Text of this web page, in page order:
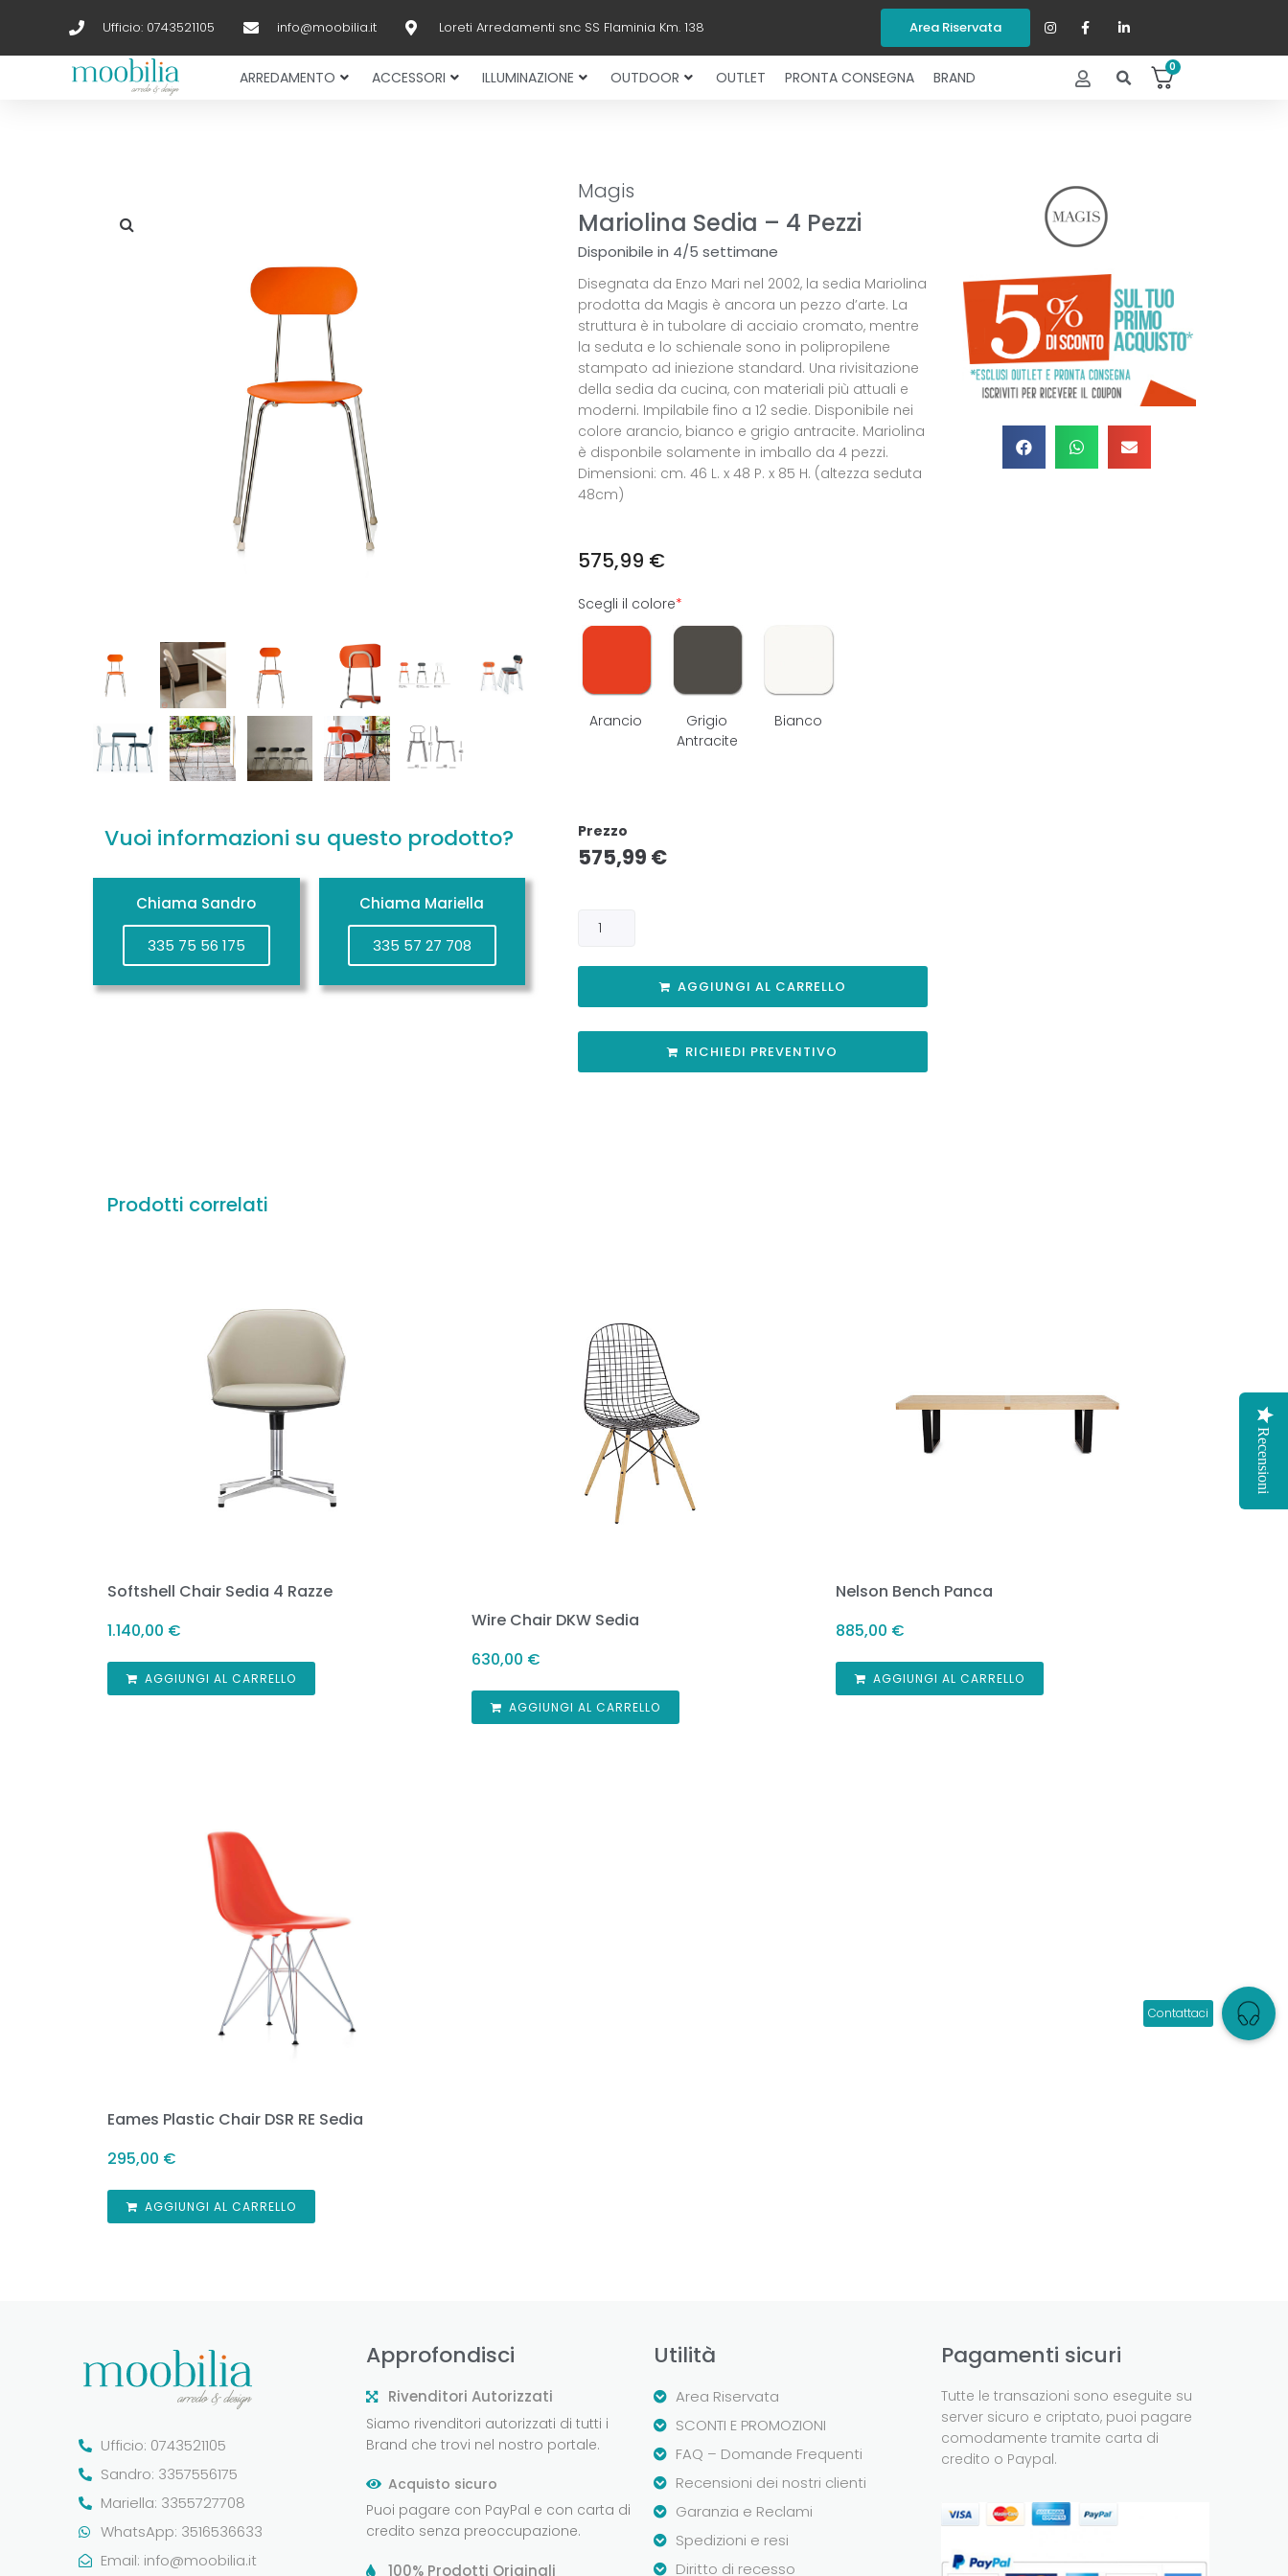
Ufficio: 0743521105 info@moobilia.it Loreti Arredamenti snc SS Flaminia Km. 138 Area Riservata
ARREDAMENTO ACCESSORI ILLUMINAZIONE OUTDOOR OUTLET PRONTA CONSEGNA BRAND
0
Vuoi informazioni su questo prodotto?
Chiama Sandro
335 75 56 175
Chiama Mariella
335 57 27 708
Magis
Mariolina Sedia – 4 Pezzi
Disponibile in 4/5 settimane
Disegnata da Enzo Mari nel 2002, la sedia Mariolina
prodotta da Magis è ancora un pezzo d’arte. La
struttura è in tubolare di acciaio cromato, mentre
la seduta e lo schienale sono in polipropilene
stampato ad iniezione standard. Una rivisitazione
della sedia da cucina, con materiali più attuali e
moderni. Impilabile fino a 12 sedie. Disponibile nei
colore arancio, bianco e grigio antracite. Mariolina
è disponbile solamente in imballo da 4 pezzi.
Dimensioni: cm. 46 L. x 48 P. x 85 H. (altezza seduta
48cm)
575,99 €
Scegli il colore*
Arancio
Grigio
Antracite
Bianco
Prezzo
575,99 €
AGGIUNGI AL CARRELLO
RICHIEDI PREVENTIVO
Prodotti correlati
Softshell Chair Sedia 4 Razze
1.140,00 €
AGGIUNGI AL CARRELLO
Wire Chair DKW Sedia
630,00 €
AGGIUNGI AL CARRELLO
Nelson Bench Panca
885,00 €
AGGIUNGI AL CARRELLO
Eames Plastic Chair DSR RE Sedia
295,00 €
AGGIUNGI AL CARRELLO
Ufficio: 0743521105
Sandro: 3357556175
Mariella: 3355727708
WhatsApp: 3516536633
Email: info@moobilia.it
Approfondisci
Rivenditori Autorizzati
Siamo rivenditori autorizzati di tutti i
Brand che trovi nel nostro portale.
Acquisto sicuro
Puoi pagare con PayPal e con carta di
credito senza preoccupazione.
100% Prodotti Originali
Utilità
Area Riservata
SCONTI E PROMOZIONI
FAQ – Domande Frequenti
Recensioni dei nostri clienti
Garanzia e Reclami
Spedizioni e resi
Diritto di recesso
Pagamenti sicuri
Tutte le transazioni sono eseguite su
server sicuro e criptato, puoi pagare
comodamente tramite carta di
credito o Paypal.
Recensioni